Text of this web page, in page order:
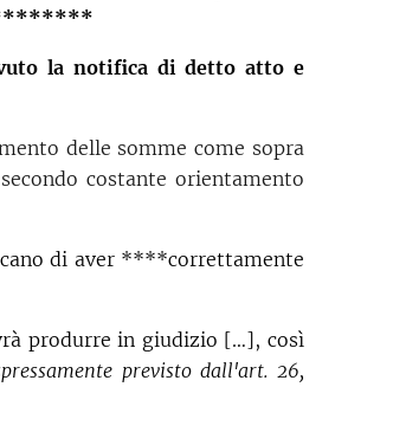
********
la notifica di detto atto e
delle somme come sopra
costante orientamento
di aver ****correttamente
produrre in giudizio […], così
previsto dall'art. 26,